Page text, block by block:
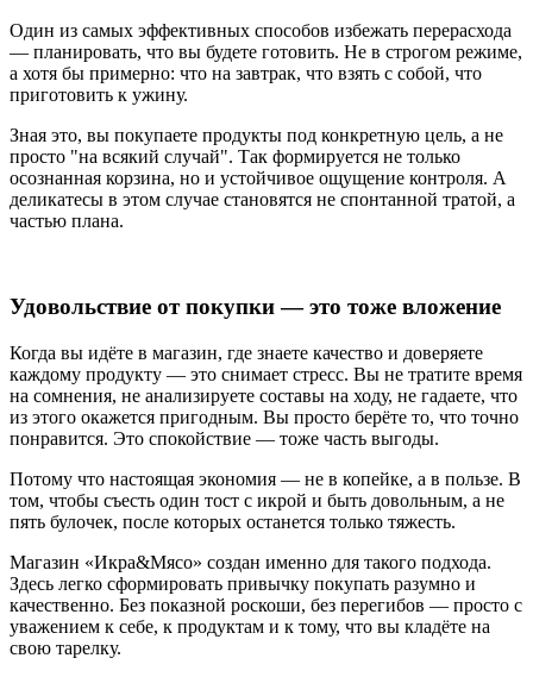
Один из самых эффективных способов избежать перерасхода
— планировать, что вы будете готовить. Не в строгом режиме,
а хотя бы примерно: что на завтрак, что взять с собой, что
приготовить к ужину.
Зная это, вы покупаете продукты под конкретную цель, а не
просто "на всякий случай". Так формируется не только
осознанная корзина, но и устойчивое ощущение контроля. А
деликатесы в этом случае становятся не спонтанной тратой, а
частью плана.
Удовольствие от покупки — это тоже вложение
Когда вы идёте в магазин, где знаете качество и доверяете
каждому продукту — это снимает стресс. Вы не тратите время
на сомнения, не анализируете составы на ходу, не гадаете, что
из этого окажется пригодным. Вы просто берёте то, что точно
понравится. Это спокойствие — тоже часть выгоды.
Потому что настоящая экономия — не в копейке, а в пользе. В
том, чтобы съесть один тост с икрой и быть довольным, а не
пять булочек, после которых останется только тяжесть.
Магазин «Икра&Мясо» создан именно для такого подхода.
Здесь легко сформировать привычку покупать разумно и
качественно. Без показной роскоши, без перегибов — просто с
уважением к себе, к продуктам и к тому, что вы кладёте на
свою тарелку.